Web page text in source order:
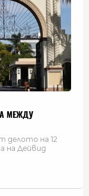
МЕЖДУ
делото на 12
на Дейвид